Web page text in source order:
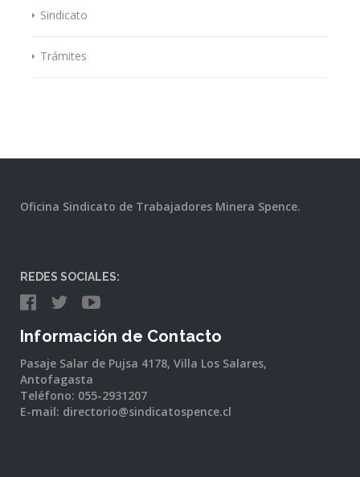
Sindicato
Trámites
Oficina Sindicato de Trabajadores Minera Spence.
REDES SOCIALES:
Información de Contacto
Pasaje Salar de Pujsa 4178, Villa Los Salares,
Antofagasta
Teléfono: 055-2931207
E-mail: directorio@sindicatospence.cl